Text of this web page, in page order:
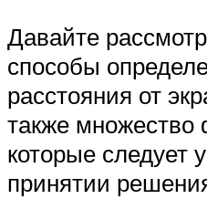
Давайте
способы
расстояния от
также множество
которые следует
принятии